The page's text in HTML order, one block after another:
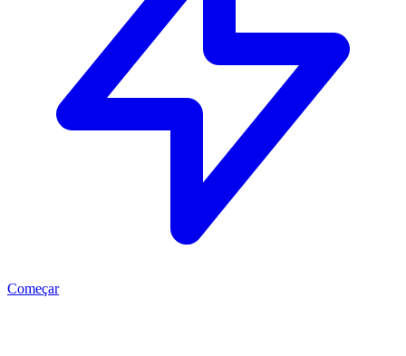
Começar